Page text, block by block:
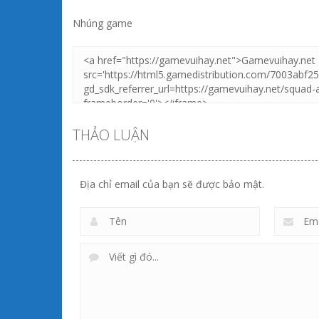
Nhúng game
THẢO LUẬN
Địa chỉ email của bạn sẽ được bảo mật.